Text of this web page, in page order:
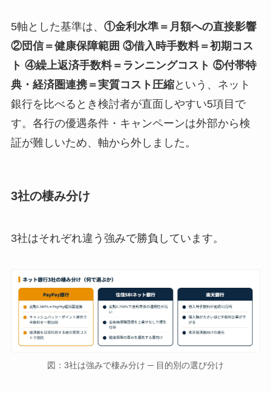
5軸とした基準は、 ①金利水準＝月額への直接影響
②団信＝健康保障範囲 ③借入時手数料＝初期コス
ト ④繰上返済手数料＝ランニングコスト ⑤付帯特
典・経済圏連携＝実質コスト圧縮という、ネット
銀行を比べるとき検討者が直面しやすい5項目で
す。各行の優遇条件・キャンペーンは外部から検
証が難しいため、軸から外しました。
3社の棲み分け
3社はそれぞれ違う強みで勝負しています。
図：3社は強みで棲み分け ─ 目的別の選び分け